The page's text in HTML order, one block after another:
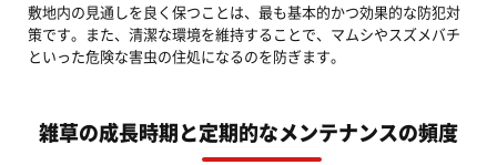
敷地内の見通しを良く保つことは、最も基本的かつ効果的な防犯対
策です。また、清潔な環境を維持することで、マムシやスズメバチ
といった危険な害虫の住処になるのを防ぎます。
雑草の成長時期と定期的なメンテナンスの頻度